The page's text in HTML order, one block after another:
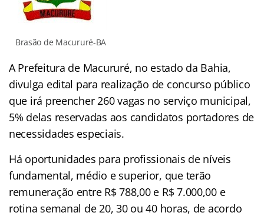
Brasão de Macururé-BA
A Prefeitura de Macururé, no estado da Bahia,
divulga edital para realização de concurso público
que irá preencher 260 vagas no serviço municipal,
5% delas reservadas aos candidatos portadores de
necessidades especiais.
Há oportunidades para profissionais de níveis
fundamental, médio e superior, que terão
remuneração entre R$ 788,00 e R$ 7.000,00 e
rotina semanal de 20, 30 ou 40 horas, de acordo